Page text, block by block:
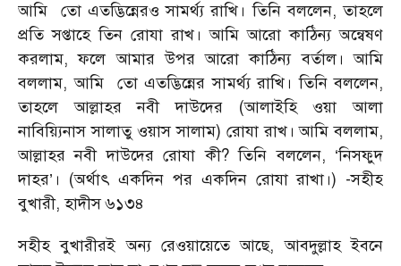
আমি তো এতদ্ভিন্নেরও সামর্থ্য রাখি। তিনি বললেন, তাহলে
প্রতি সপ্তাহে তিন রোযা রাখ। আমি আরো কাঠিন্য অন্বেষণ
করলাম, ফলে আমার উপর আরো কাঠিন্য বর্তাল। আমি
বললাম, আমি তো এতদ্ভিন্নের সামর্থ্য রাখি। তিনি বললেন,
তাহলে আল্লাহর নবী দাউদের (আলাইহি ওয়া আলা
নাবিয়্যিনাস সালাতু ওয়াস সালাম) রোযা রাখ। আমি বললাম,
আল্লাহর নবী দাউদের রোযা কী? তিনি বললেন, ‘নিসফুদ
দাহর’। (অর্থাৎ একদিন পর একদিন রোযা রাখা।) -সহীহ
বুখারী, হাদীস ৬১৩৪
সহীহ বুখারীরই অন্য রেওয়ায়েতে আছে, আবদুল্লাহ ইবনে